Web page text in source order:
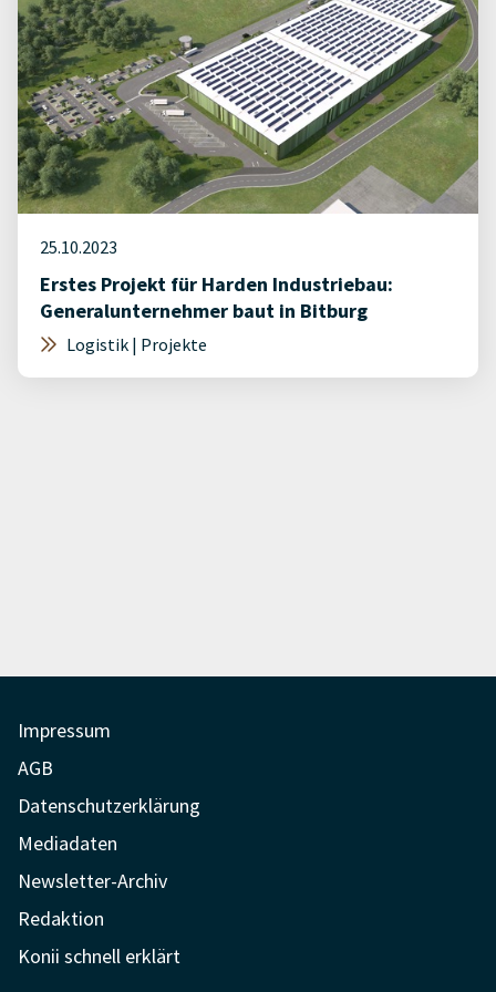
25.10.2023
Erstes Projekt für Harden Industriebau:
Generalunternehmer baut in Bitburg
Logistik | Projekte
Impressum
AGB
Datenschutzerklärung
Mediadaten
Newsletter-Archiv
Redaktion
Konii schnell erklärt